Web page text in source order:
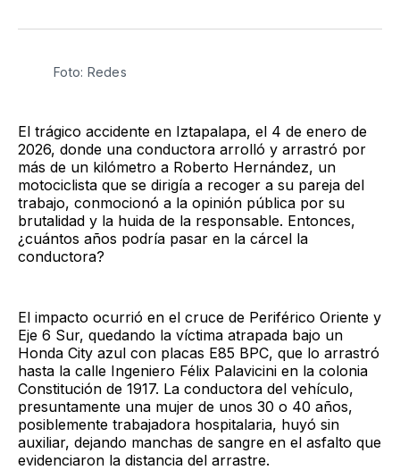
TwitterFacebook
LinkedIn
Email
Foto: Redes
El trágico accidente en Iztapalapa, el 4 de enero de
2026, donde una conductora arrolló y arrastró por
más de un kilómetro a Roberto Hernández, un
motociclista que se dirigía a recoger a su pareja del
trabajo, conmocionó a la opinión pública por su
brutalidad y la huida de la responsable. Entonces,
¿cuántos años podría pasar en la cárcel la
conductora?
El impacto ocurrió en el cruce de Periférico Oriente y
Eje 6 Sur, quedando la víctima atrapada bajo un
Honda City azul con placas E85 BPC, que lo arrastró
hasta la calle Ingeniero Félix Palavicini en la colonia
Constitución de 1917. La conductora del vehículo,
presuntamente una mujer de unos 30 o 40 años,
posiblemente trabajadora hospitalaria, huyó sin
auxiliar, dejando manchas de sangre en el asfalto que
evidenciaron la distancia del arrastre.